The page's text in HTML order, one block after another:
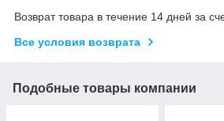
Возврат товара в течение 14 дней за
Все условия возврата
Подобные товары компании